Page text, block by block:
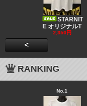
STARNIT
E オリジナルT
2,350円
<
RANKING
No.1